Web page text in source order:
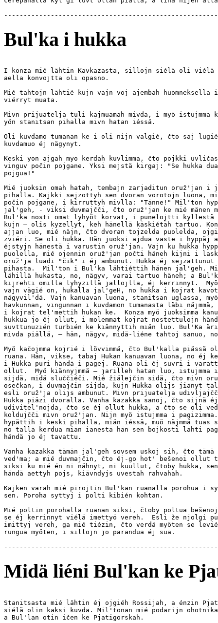
Bul'ka i hukka
I konza mié lähtin Kavkazasta, sillojn siélä oli
aella konvojtta oli opasno.
Mié tahtojn lähtié kujn vajn voj ajembah
viérryt muata.
Mivn prijuatelja tuli kajmuamah mivda, i myö
yön stanitsan pihalla mivn hatan iéssä.
Oli kuvdamo tumanan ke i oli nijn valgié, čto saj
kuvdamuo éj nägynyt.
Keski yön ajgah myö kerdah kuvlimma, čto pojkki
vinguv počin pojgane. Yksi mejstä kirgaj: "Se hukka
pojgua!"
Mié juoksin omah hatah, tembajn zarjaditun oruž'jan i
pihalla. Kajkki sejzottyh sen dvoran vorotojn luona,
počin pojgane, i kirruttyh mivlla: "Tänne!" Mil'ton
jal'geh, - viksi duvmajčči, čto oruž'jan ke mié mänen
Bul'ka nosti omat lyhyöt korvat, i punelojtti
kujn — olis kyzellyt, keh hänellä käskiétäh tartuo.
ajjan luo, mié näjn, čto dvoran tojzelda puolelda,
zviéri. Se oli hukka. Hän juoksi ajdua vaste i hyppäj
éjstyjn hänestä i varustin oruž'jan. Vajn ku hukka
puolella, mié ojennin oruž'jan počti häneh kijni i
oruž'ja luadi "čik" i éj ambunut. Hukka éj
pihasta.  Mil'ton i Bul'ka lähtiéttih hänen jal'geh.
lähillä hukasta, no, nägyv, varai tartuo häneh; a
kijrehti omilla lyhyzillä jallojlla, éj kerrinnyt.  Myö
vajn vägié on, hukalla jal'geH, no hukka i kojrat
nägyvil'dä. Vajn kanuavan luona, stanitsan uglassa, myö
havkunnan, vingunnan i kuvdamon tumanasta läbi
i kojrat tel'mettih hukan ke.  Konza myö juoksimma
hukkua jo éj ollut, i molemmat kojrat nostettulojn
suvttunuzién turbién ke kiännyttih miän luo. Bul'Ka
mivda piällä, — hän, nägyv, midä-liéne tahtoj sanuo,
Myö kačojmma kojrié i lövvimmä, čto Bul'kalla piässä
ruana. Hän, vikse, tabaj Hukan kanuavan luona, no éj
i Hukka puri händä i pagej. Ruana oli éj suvri i
ollut.  Myö kiännyjmmä — jarilleh hatan luo, istujmma i
sijdä, midä sluččiéči. Mié žiälejčin sidä, čto mivn
osečkan, i duvmajčin sijdä, kujn Hukka olijs jiänyt
esli oruž'ja olijs ambunut. Mivn prijuatelja
Hukka piäzi dvoralla. Vanha kazakka sanoj, čto sijnä
udivitel'nojda, čto se éj ollut hukka, a čto se oli
koldujčči mivn oruž'jan. Nijn myö istujmma i
hypättih i keski pihalla, miän iéssä, muö näjmmä tuas
no tällä kerdua miän iänestä hän sen bojkosti lähti
händä jo éj tavattu.
Vanha kazakka tämän jal'geh sovsem uskoj sih, čto
ved'ma; a mié duvmajčin, čto éj-go hot' bešenoi ollut
siksi ku mié én ni nähnyt, ni kuullut, čtoby hukka,
händä aettyh pojs, kiävndyjs uvestah rahvahah.
Kajken varah mié pirojtin Bul'kan ruanalla porohua i
sen. Poroha syttyj i polti kibién kohtan.
Mié poltin porohalla ruanan siksi, čtoby poltua
se éj kerrinnyt viélä imettyö vereh.  Esli že njolgi
imittyj vereh, ga mié tiézin, čto verdä myöten se
rungua myöten, i sillojn jo parandua éj sua.
Midä liéni Bul'kan ke
Stanitsasta mié lähtin éj ojgiéh Rossijah, a énzin
siélä olin kaksi kuvda. Mil'tonan mié podarijn
a Bul'lan otin ičen ke Pjatigorskah.